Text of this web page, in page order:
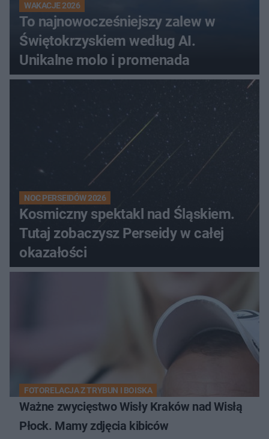
WAKACJE 2026
To najnowocześniejszy zalew w
Świętokrzyskiem według AI.
Unikalne molo i promenada
NOC PERSEIDÓW 2026
Kosmiczny spektakl nad Śląskiem.
Tutaj zobaczysz Perseidy w całej
okazałości
FOTORELACJA Z TRYBUN I BOISKA
Ważne zwycięstwo Wisły Kraków nad Wisłą
Płock. Mamy zdjęcia kibiców